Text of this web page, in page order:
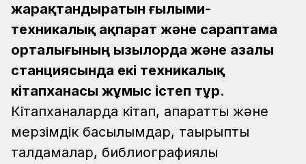
жарақтандыратын ғылыми-
техникалық ақпарат және сараптама
орталығының Қызылорда және Қазалы
станциясында екі техникалық
кітапханасы жұмыс істеп тұр.
Кітапханаларда кітап, ақпараттық және
мерзімдік басылымдар, тақырыптық
талдамалар, библиографиялық